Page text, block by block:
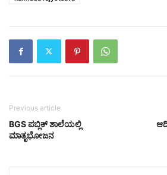
Previous article
BGS ಪಬ್ಲಿಕ್ ಶಾಲೆಯಲ್ಲಿ
ಮಾತೃಭೋಜನ